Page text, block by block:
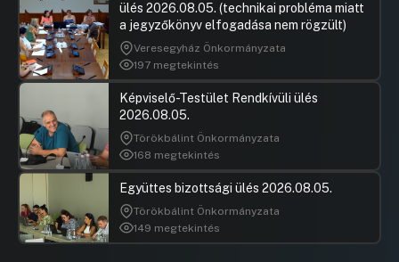
ülés 2026.08.05. (technikai probléma miatt
a jegyzőkönyv elfogadása nem rögzült)
Veresegyház Önkormányzata
197 megtekintés
Képviselő-Testület Rendkívüli ülés
2026.08.05.
Törökbálint Önkormányzata
168 megtekintés
Együttes bizottsági ülés 2026.08.05.
Törökbálint Önkormányzata
149 megtekintés